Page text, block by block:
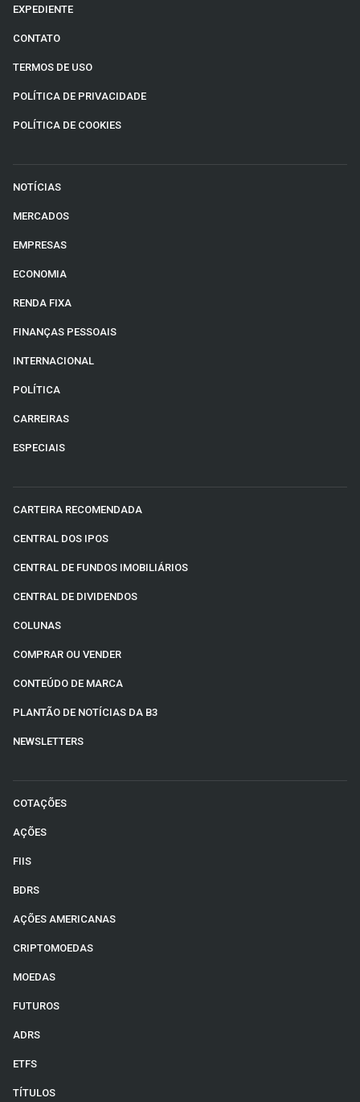
EXPEDIENTE
CONTATO
TERMOS DE USO
POLÍTICA DE PRIVACIDADE
POLÍTICA DE COOKIES
NOTÍCIAS
MERCADOS
EMPRESAS
ECONOMIA
RENDA FIXA
FINANÇAS PESSOAIS
INTERNACIONAL
POLÍTICA
CARREIRAS
ESPECIAIS
CARTEIRA RECOMENDADA
CENTRAL DOS IPOS
CENTRAL DE FUNDOS IMOBILIÁRIOS
CENTRAL DE DIVIDENDOS
COLUNAS
COMPRAR OU VENDER
CONTEÚDO DE MARCA
PLANTÃO DE NOTÍCIAS DA B3
NEWSLETTERS
COTAÇÕES
AÇÕES
FIIS
BDRS
AÇÕES AMERICANAS
CRIPTOMOEDAS
MOEDAS
FUTUROS
ADRS
ETFS
TÍTULOS